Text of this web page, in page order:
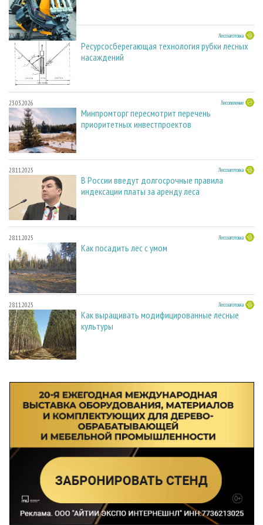
23.03.2026 Лесозаготовка
Ресурсосберегающая технология рубки лесных
насаждений
23.03.2026 Лесопиление
Минпромторг пересмотрит перечень
приоритетных инвестпроектов
28.11.2025 Лесозаготовка
В России введут долгосрочные правила
индексации платы за аренду леса
28.11.2025 Лесозаготовка
Как посадить лес с умом
28.11.2025 Лесозаготовка
Как выращивать модифицированные лесные
культуры